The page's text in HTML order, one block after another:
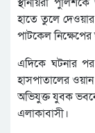
হাতে তুলে
পাটকেল
এদিকে ঘটনার পর
হাসপাতালের
অভিযুক্ত যুবক
এলাকাবাসী।